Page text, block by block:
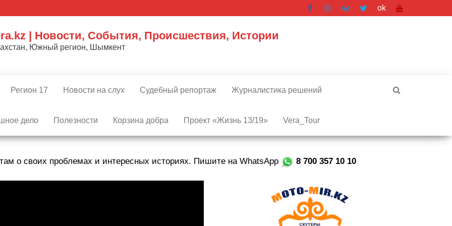
ok
| Новости, События, Происшествия, Истории
Южный регион, Шымкент
Регион 17 Новости на слух Судебный репортаж Журналистика решений
дело Полезности Корзина добра Проект «Жизнь 13/19» Vera_Tour
о своих проблемах и интересных историях. Пишите на WhatsApp 8 700 357 10 10